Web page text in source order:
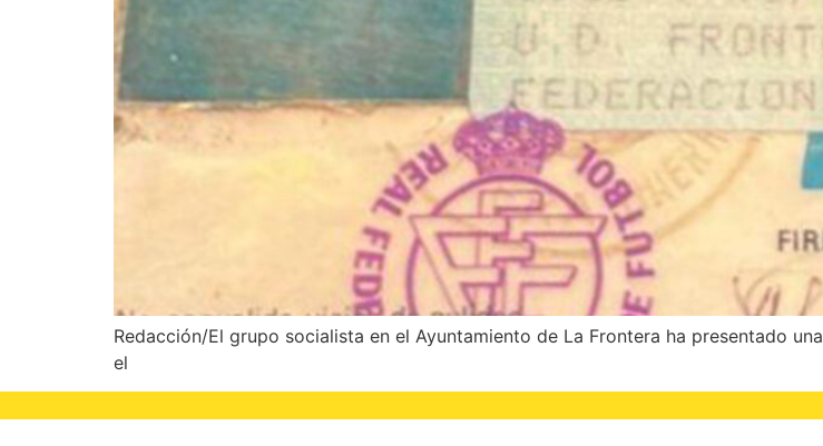
Redacción/El grupo socialista en el Ayuntamiento de La Frontera ha presentado
el